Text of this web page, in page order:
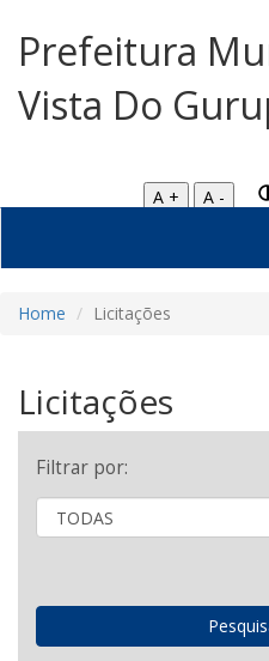
Prefeitura
Vista Do
A +
A -
Home Licitações
Licitações
Filtrar por: